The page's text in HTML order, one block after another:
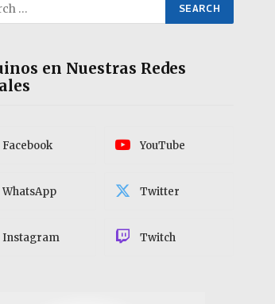
en Nuestras Redes
Facebook YouTube
WhatsApp Twitter
Instagram Twitch